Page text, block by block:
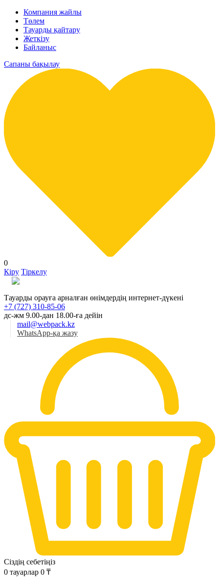
Компания жайлы
Төлем
Тауарды қайтару
Жеткізу
Байланыс
Сапаны бақылау
0
Кіру Тіркелу
Тауарды орауға арналған өнімдердің интернет-дүкені
+7 (727) 310-85-06
дс-жм 9.00-дан 18.00-ға дейін
mail@webpack.kz
WhatsApp-қа жазу
Сіздің себетіңіз
0 тауарлар 0 ₸